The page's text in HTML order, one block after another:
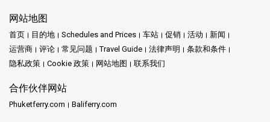
网站地图
首页 目的地 Schedules and Prices 车站 促销 活动
新闻
运营商
评论 常见问题 Travel Guide 法律声明
条款和条件
隐私政策
Cookie 政策 网站地图 联系我们
合作伙伴网站
Phuketferry.com Baliferry.com